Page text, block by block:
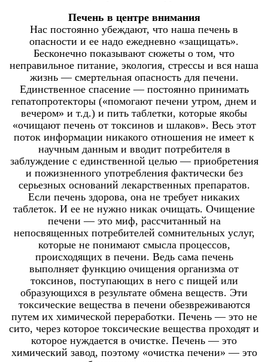
Печень в центре внимания
Нас постоянно убеждают, что наша печень в
опасности и ее надо ежедневно «защищать».
Бесконечно показывают сюжеты о том, что
неправильное питание, экология, стрессы и вся наша
жизнь — смертельная опасность для печени.
Единственное спасение — постоянно принимать
гепатопротекторы («помогают печени утром, днем и
вечером» и т.д.) и пить таблетки, которые якобы
«очищают печень от токсинов и шлаков». Весь этот
поток информации никакого отношения не имеет к
научным данным и вводит потребителя в
заблуждение с единственной целью — приобретения
и пожизненного употребления фактически без
серьезных оснований лекарственных препаратов.
Если печень здорова, она не требует никаких
таблеток. И ее не нужно никак очищать. Очищение
печени — это миф, рассчитанный на
непосвященных потребителей сомнительных услуг,
которые не понимают смысла процессов,
происходящих в печени. Ведь сама печень
выполняет функцию очищения организма от
токсинов, поступающих в него с пищей или
образующихся в результате обмена веществ. Эти
токсические вещества в печени обезвреживаются
путем их химической переработки. Печень — это не
сито, через которое токсические вещества проходят и
которое нуждается в очистке. Печень — это
химический завод, поэтому «очистка печени» — это